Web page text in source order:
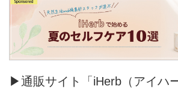
▶通販サイト「iHerb（アイハ